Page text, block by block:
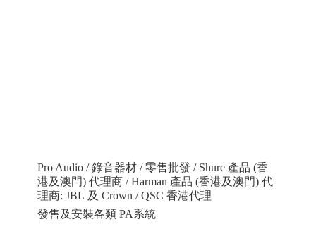
Pro Audio / 錄音器材 / 零售批發 / Shure 產品 (香
港及澳門) 代理商 / Harman 產品 (香港及澳門) 代
理商: JBL 及 Crown / QSC 香港代理
發售及安裝各類 PA系統